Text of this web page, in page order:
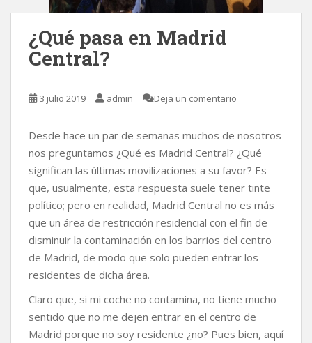
¿Qué pasa en Madrid
Central?
3 julio 2019 admin Deja un comentario
Desde hace un par de semanas muchos de nosotros
nos preguntamos ¿Qué es Madrid Central? ¿Qué
significan las últimas movilizaciones a su favor? Es
que, usualmente, esta respuesta suele tener tinte
político; pero en realidad, Madrid Central no es más
que un área de restricción residencial con el fin de
disminuir la contaminación en los barrios del centro
de Madrid, de modo que solo pueden entrar los
residentes de dicha área.
Claro que, si mi coche no contamina, no tiene mucho
sentido que no me dejen entrar en el centro de
Madrid porque no soy residente ¿no? Pues bien, aquí